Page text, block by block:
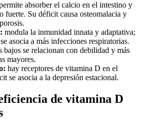
absorber el calcio en el intestino y
fuerte. Su déficit causa osteomalacia y
modula la inmunidad innata y adaptativa;
asocia a más infecciones respiratorias.
bajos se relacionan con debilidad y más
mayores.
hay receptores de vitamina D en el
se asocia a la depresión estacional.
de vitamina D